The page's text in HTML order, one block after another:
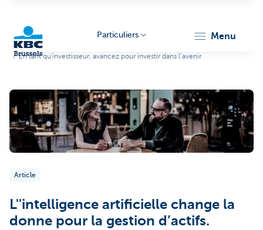
Brussels
Particuliers menu
En tant qu'investisseur, avancez pour investir dans l’avenir
Article
L''intelligence artificielle change la
donne pour la gestion d’actifs.